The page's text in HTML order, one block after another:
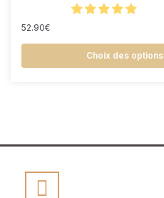
52.90€
Choix des options